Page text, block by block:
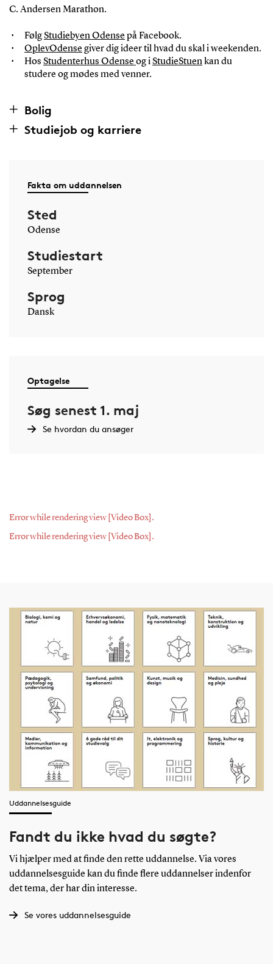
C. Andersen Marathon.
FølgStudiebyen Odense på Facebook.
OplevOdense giver dig ideer til hvad du skal i weekenden.
Hos Studenterhus Odense og iStudieStuenkan du
studere og mødes med venner.
Bolig
Studiejob og karriere
Fakta om uddannelsen
Sted
Odense
Studiestart
September
Sprog
Dansk
Optagelse
Søg senest 1. maj
Se hvordan du ansøger
Error while rendering view [Video Box].
Error while rendering view [Video Box].
Uddannelsesguide
Fandt du ikke hvad du søgte?
Vi hjælper med at finde den rette uddannelse. Via vores
uddannelsesguide kan du finde flere uddannelser indenfor
det tema, der har din interesse.
Se vores uddannelsesguide